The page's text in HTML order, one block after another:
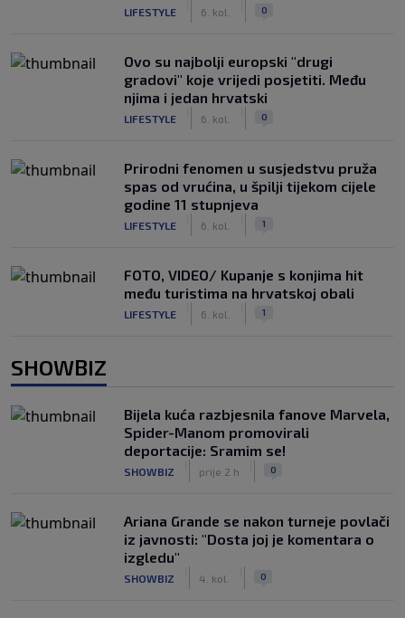
LIFESTYLE 6. kol. 0
Ovo su najbolji europski "drugi
gradovi" koje vrijedi posjetiti. Među
njima i jedan hrvatski
LIFESTYLE 6. kol. 0
Prirodni fenomen u susjedstvu pruža
spas od vrućina, u špilji tijekom cijele
godine 11 stupnjeva
LIFESTYLE 6. kol. 1
FOTO, VIDEO/ Kupanje s konjima hit
među turistima na hrvatskoj obali
LIFESTYLE 6. kol. 1
SHOWBIZ
Bijela kuća razbjesnila fanove Marvela,
Spider-Manom promovirali
deportacije: Sramim se!
SHOWBIZ prije 2 h 0
Ariana Grande se nakon turneje povlači
iz javnosti: "Dosta joj je komentara o
izgledu"
SHOWBIZ 4. kol. 0